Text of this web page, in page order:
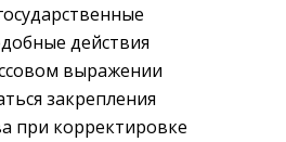
действия
выражении
закрепления
при корректировке